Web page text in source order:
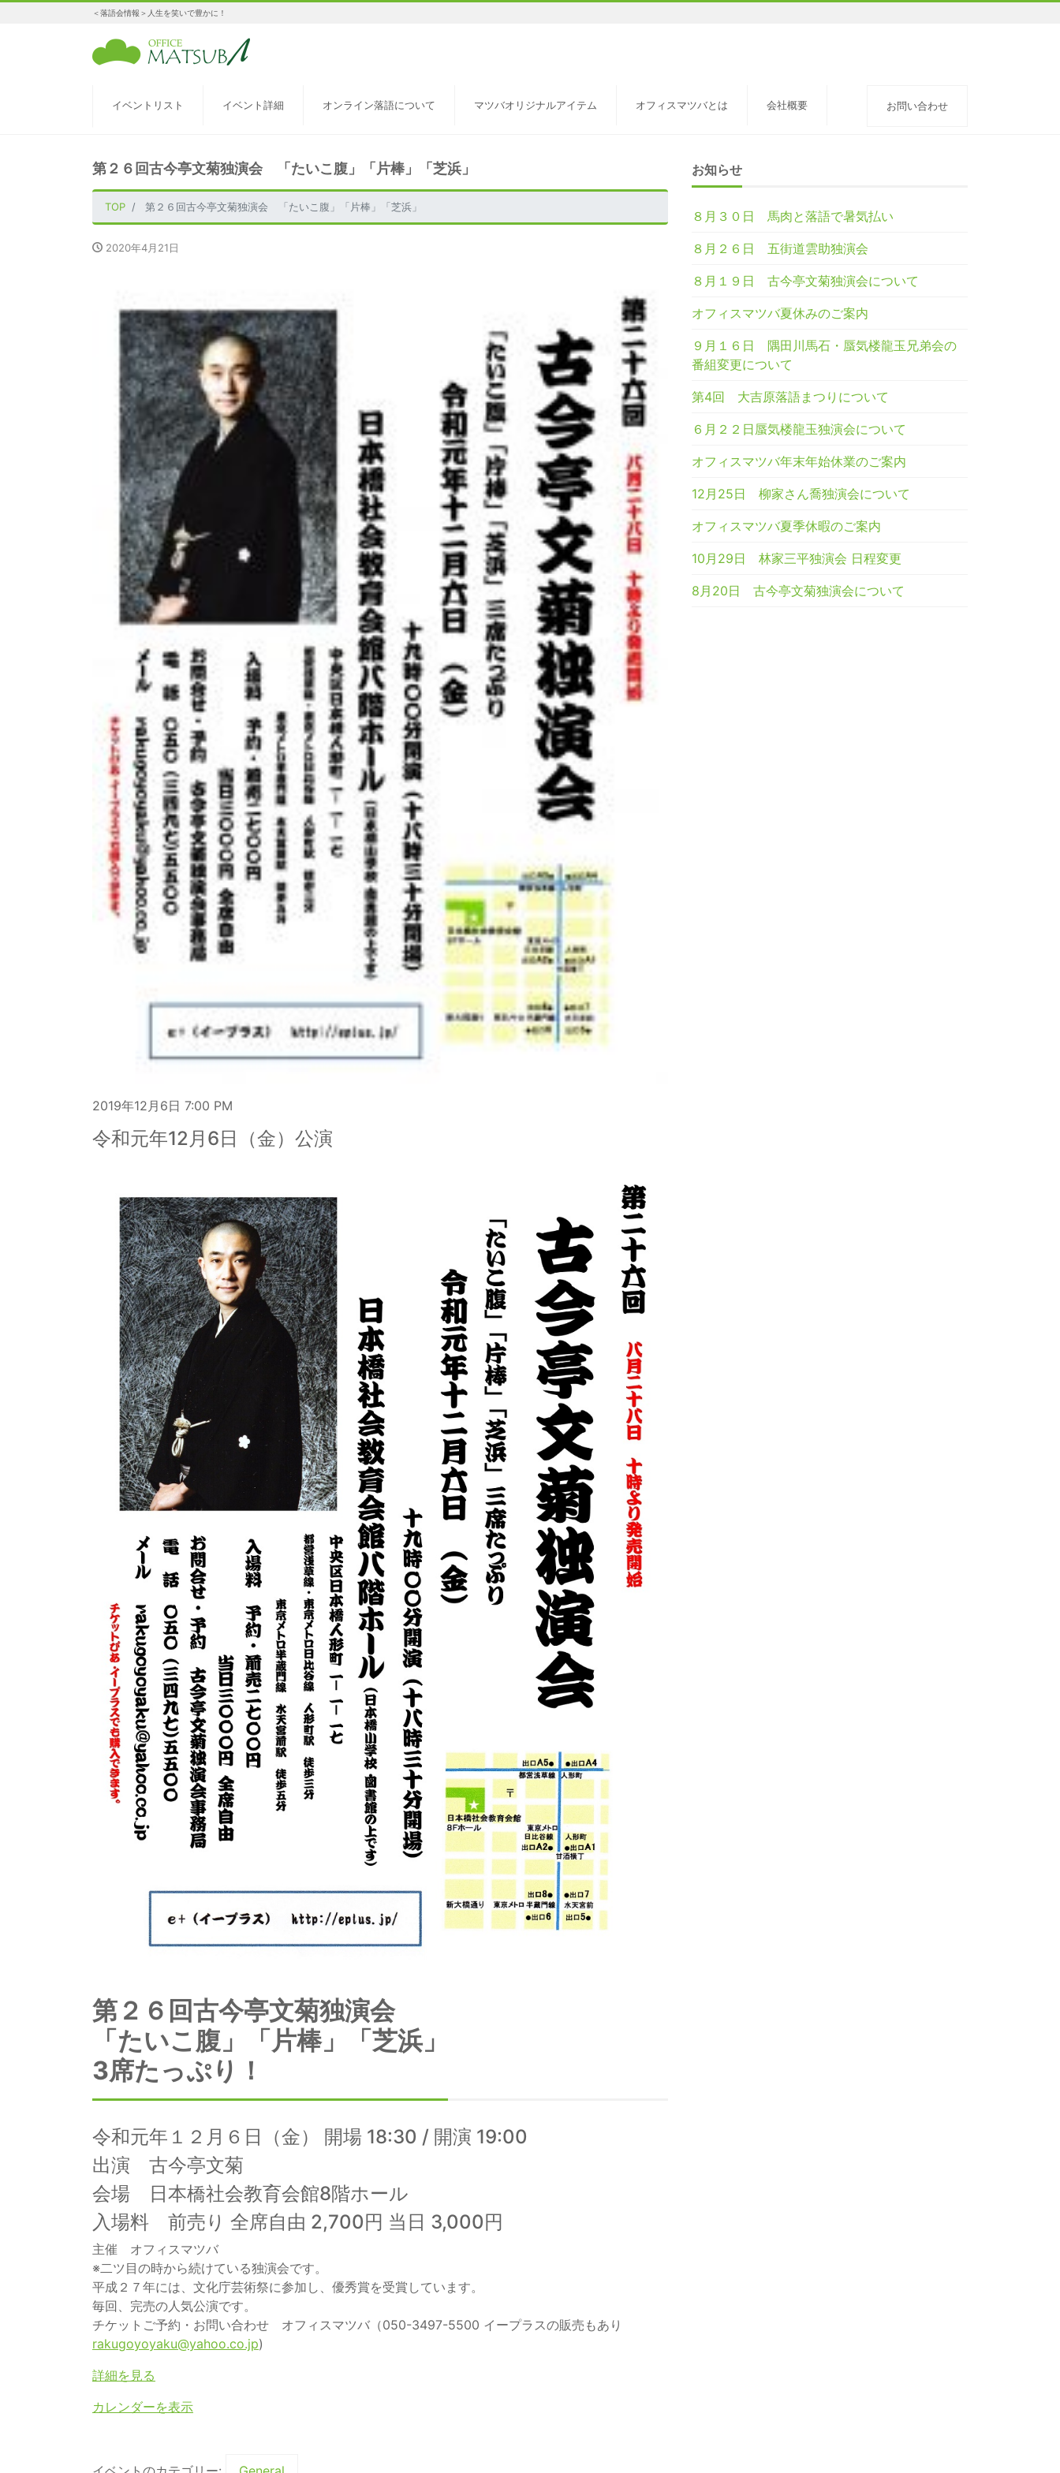
＜落語会情報＞人生を笑いで豊かに！
イベントリスト イベント詳細 オンライン落語について マツバオリジナルアイテム オフィスマツバとは 会社概要 お問い合わせ
第２６回古今亭文菊独演会 「たいこ腹」「片棒」「芝浜」
TOP 第２６回古今亭文菊独演会 「たいこ腹」「片棒」「芝浜」
2020年4月21日
2019年12月6日 7:00 PM
令和元年12月6日（金）公演
第２６回古今亭文菊独演会
「たいこ腹」「片棒」「芝浜」
3席たっぷり！
令和元年１２月６日（金） 開場 18:30 / 開演 19:00
出演 古今亭文菊
会場 日本橋社会教育会館8階ホール
入場料 前売り 全席自由 2,700円 当日 3,000円
主催 オフィスマツバ
※二ツ目の時から続けている独演会です。
平成２７年には、文化庁芸術祭に参加し、優秀賞を受賞しています。
毎回、完売の人気公演です。
チケットご予約・お問い合わせ オフィスマツバ（050-3497-5500 イープラスの販売もあり
rakugoyoyaku@yahoo.co.jp)
詳細を見る
カレンダーを表示
お知らせ
８月３０日 馬肉と落語で暑気払い
８月２６日 五街道雲助独演会
８月１９日 古今亭文菊独演会について
オフィスマツバ夏休みのご案内
９月１６日 隅田川馬石・蜃気楼龍玉兄弟会の
番組変更について
第4回 大吉原落語まつりについて
６月２２日蜃気楼龍玉独演会について
オフィスマツバ年末年始休業のご案内
12月25日 柳家さん喬独演会について
オフィスマツバ夏季休暇のご案内
10月29日 林家三平独演会 日程変更
8月20日 古今亭文菊独演会について